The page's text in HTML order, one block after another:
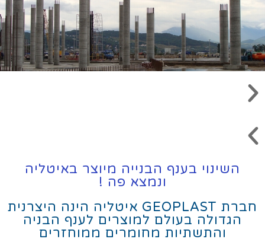
השינוי בענף הבנייה מיוצר באיטליה
ונמצא פה !
חברת GEOPLAST איטליה הינה היצרנית
הגדולה בעולם למוצרים לענף הבניה
והתשתיות מחומרים ממוחזרים